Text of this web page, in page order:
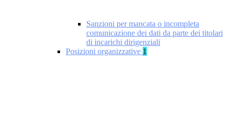
Sanzioni per mancata o incompleta
comunicazione dei dati da parte dei titolari
di incarichi dirigenziali
Posizioni organizzative 1